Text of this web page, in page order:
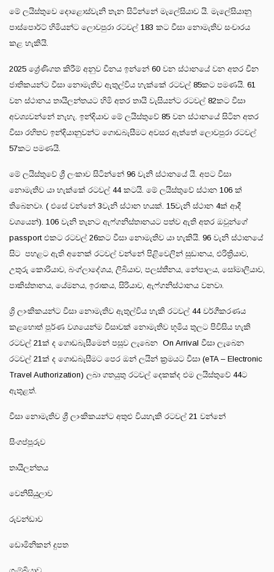
මේ ලයිස්තුවෙ දොළොස්වැනි තැන සිටින්නේ මැලේසියාව යි. මැලේසියානු
පාස්පොර්ට් හිමියන්ට ලොවපුරා රටවල් 183 කට වීසා නොමැතිව සංචාරය
කළ හැකියි.
2025 ශ්‍රේණිගත කිරීම් අනුව චීනය ඉන්නේ 60 වන ස්ථානයේ වන අතර චීන
ජාතිකයන්ට වීසා නොමැතිව ඇතුල්විය හැක්කේ රටවල් 85කට පමණයි. 61
වන ස්ථානය තායිලන්තයට හිමි අතර තායි වැසියන්ට රටවල් 82කට වීසා
අවශ්‍යවන්නේ නැහැ. ඉන්දියාව මේ ලයිස්තුවේ 85 වන ස්ථානයේ සිටින අතර
වීසා රහිතව ඉන්දියානුවන්ට ගොඩබැසීමට අවසර ඇත්තේ ලොවපුරා රටවල්
57කට පමණයි.
මේ ලයිස්තුවේ ශ්‍රී ලංකාව සිටින්නේ 96 වැනි ස්ථානයේ යි. අපට වීසා
නොමැතිව යා හැක්කේ රටවල් 44 කටයි. මේ ලයිස්තුවේ ස්ථාන 106 ක්
තිබෙනවා. ( එසේ වන්නේ 3වැනි ස්ථාන හයක්. 15වැනි ස්ථාන 4ක් ආදී
වශයෙන්). 106 වැනි තැනට ඇෆ්ගනිස්තානයට පත්ව ඇති අතර ඔවුන්ගේ
passport එකට රටවල් 26කට වීසා නොමැතිව යා හැකියි. 96 වැනි ස්ථානයේ
සිට පහළට ඇති අනෙක් රටවල් වන්නේ පිළිවෙලින් සුඩානය, එරිත්‍රියාව,
උතුරු කොරියාව, බංග්ලාදේශය, ලිබියාව, පලස්තීනය, නේපාලය, සෝමාලියාව,
පාකිස්තානය, යේමනය, ඉරාකය, සිරියාව, ඇෆ්ගනිස්ථානය වනවා.
ශ්‍රි ලාංකිකයන්ට වීසා නොමැතිව ඇතුල්විය හැකි රටවල් 44 වර්ගීකරණය
කළහොත් පූර්ණ වශයෙන්ම වීසාවක් නොමැතිව භූමිය තුලට පිවිසිය හැකි
රටවල් 21ක් ද ගොඩබැසීමෙන් පසුව ලැබෙන On Arrival වීසා ලැබෙන
රටවල් 21ක් ද ගොඩබැසීමට පෙර ඔන් ලයින් ක්‍රමයට වීසා (eTA – Electronic
Travel Authorization) ලබා ගතයුතු රටවල් දෙකක්ද එම ලයිස්තුවේ 44ට
ඇතුළත්.
වීසා නොමැතිව ශ්‍රී ලාංකිකයන්ට අතුළු වියහැකි රටවල් 21 වන්නේ
සිංගප්පූරුව
තායිලන්තය
වෙනිසියුලාව
රුවන්ඩාව
ඩොමිනිකන් දුපත